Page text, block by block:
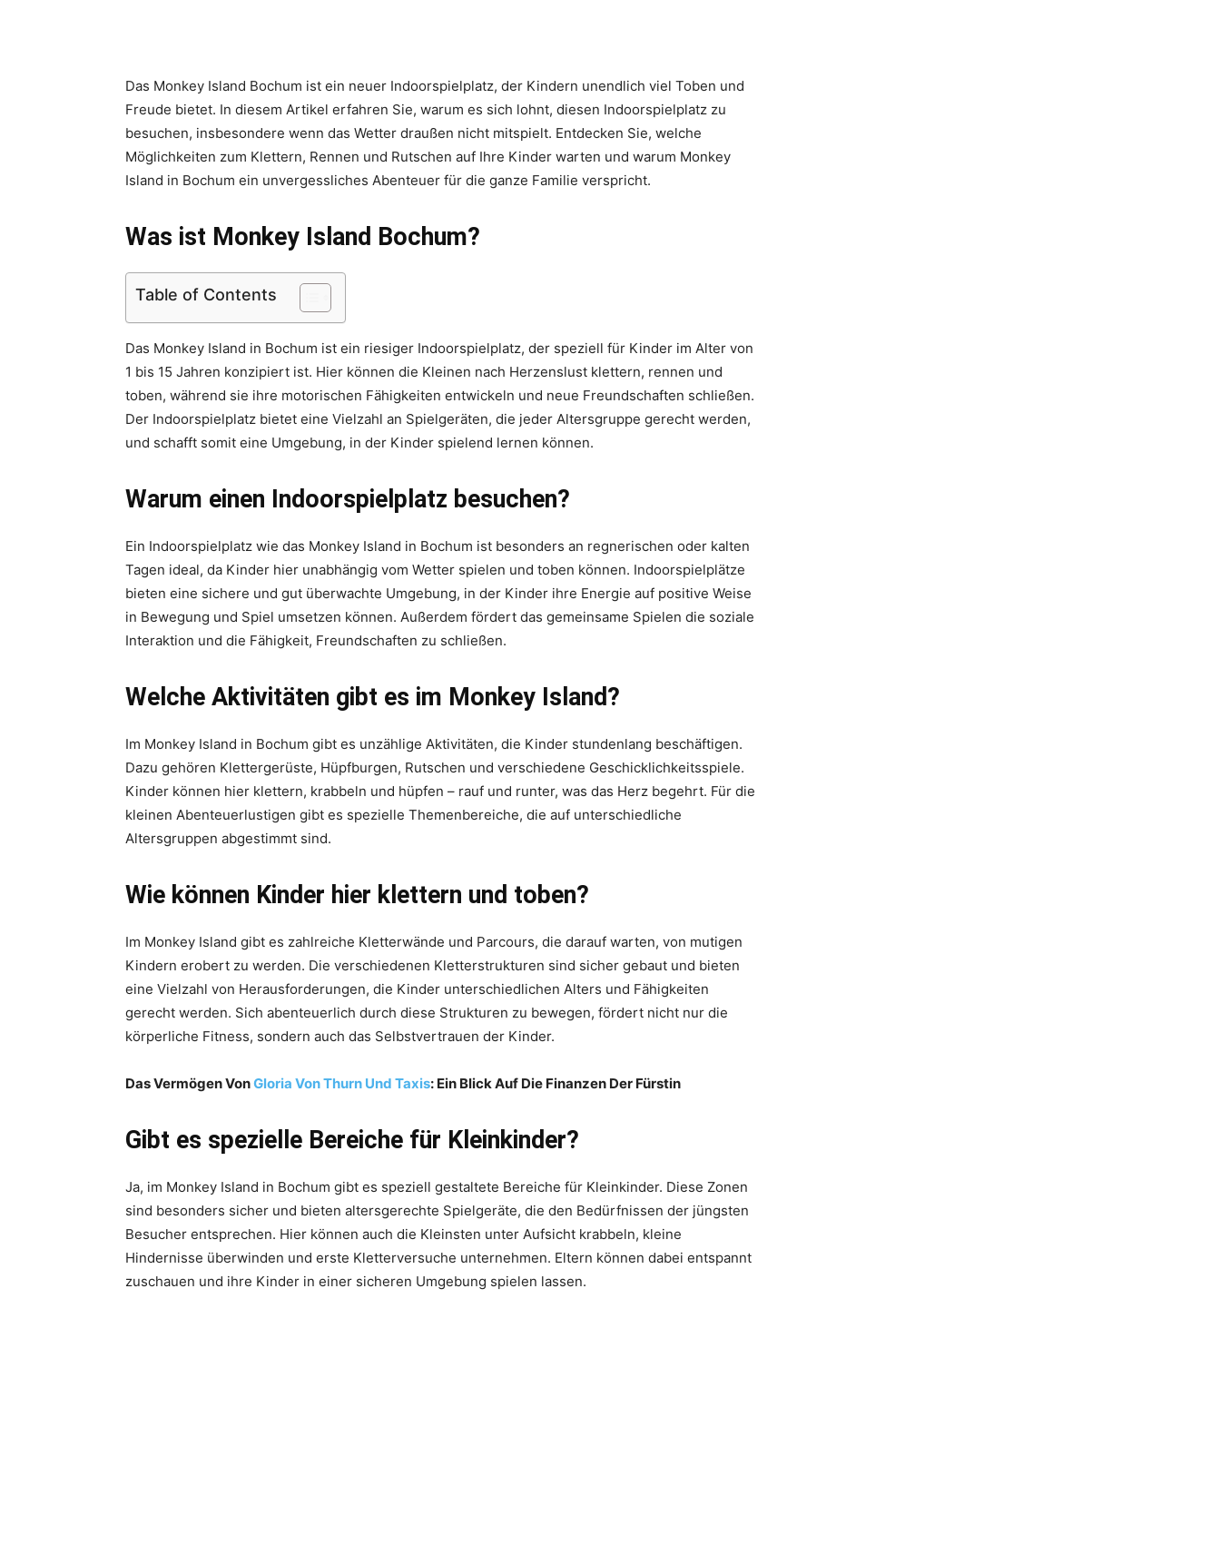
Das Monkey Island Bochum ist ein neuer Indoorspielplatz, der Kindern unendlich viel Toben und
Freude bietet. In diesem Artikel erfahren Sie, warum es sich lohnt, diesen Indoorspielplatz zu
besuchen, insbesondere wenn das Wetter draußen nicht mitspielt. Entdecken Sie, welche
Möglichkeiten zum Klettern, Rennen und Rutschen auf Ihre Kinder warten und warum Monkey
Island in Bochum ein unvergessliches Abenteuer für die ganze Familie verspricht.
Was ist Monkey Island Bochum?
Table of Contents
Das Monkey Island in Bochum ist ein riesiger Indoorspielplatz, der speziell für Kinder im Alter von
1 bis 15 Jahren konzipiert ist. Hier können die Kleinen nach Herzenslust klettern, rennen und
toben, während sie ihre motorischen Fähigkeiten entwickeln und neue Freundschaften schließen.
Der Indoorspielplatz bietet eine Vielzahl an Spielgeräten, die jeder Altersgruppe gerecht werden,
und schafft somit eine Umgebung, in der Kinder spielend lernen können.
Warum einen Indoorspielplatz besuchen?
Ein Indoorspielplatz wie das Monkey Island in Bochum ist besonders an regnerischen oder kalten
Tagen ideal, da Kinder hier unabhängig vom Wetter spielen und toben können. Indoorspielplätze
bieten eine sichere und gut überwachte Umgebung, in der Kinder ihre Energie auf positive Weise
in Bewegung und Spiel umsetzen können. Außerdem fördert das gemeinsame Spielen die soziale
Interaktion und die Fähigkeit, Freundschaften zu schließen.
Welche Aktivitäten gibt es im Monkey Island?
Im Monkey Island in Bochum gibt es unzählige Aktivitäten, die Kinder stundenlang beschäftigen.
Dazu gehören Klettergerüste, Hüpfburgen, Rutschen und verschiedene Geschicklichkeitsspiele.
Kinder können hier klettern, krabbeln und hüpfen – rauf und runter, was das Herz begehrt. Für die
kleinen Abenteuerlustigen gibt es spezielle Themenbereiche, die auf unterschiedliche
Altersgruppen abgestimmt sind.
Wie können Kinder hier klettern und toben?
Im Monkey Island gibt es zahlreiche Kletterwände und Parcours, die darauf warten, von mutigen
Kindern erobert zu werden. Die verschiedenen Kletterstrukturen sind sicher gebaut und bieten
eine Vielzahl von Herausforderungen, die Kinder unterschiedlichen Alters und Fähigkeiten
gerecht werden. Sich abenteuerlich durch diese Strukturen zu bewegen, fördert nicht nur die
körperliche Fitness, sondern auch das Selbstvertrauen der Kinder.
Das Vermögen VonGloria Von Thurn Und Taxis: Ein Blick Auf Die Finanzen Der Fürstin
Gibt es spezielle Bereiche für Kleinkinder?
Ja, im Monkey Island in Bochum gibt es speziell gestaltete Bereiche für Kleinkinder. Diese Zonen
sind besonders sicher und bieten altersgerechte Spielgeräte, die den Bedürfnissen der jüngsten
Besucher entsprechen. Hier können auch die Kleinsten unter Aufsicht krabbeln, kleine
Hindernisse überwinden und erste Kletterversuche unternehmen. Eltern können dabei entspannt
zuschauen und ihre Kinder in einer sicheren Umgebung spielen lassen.